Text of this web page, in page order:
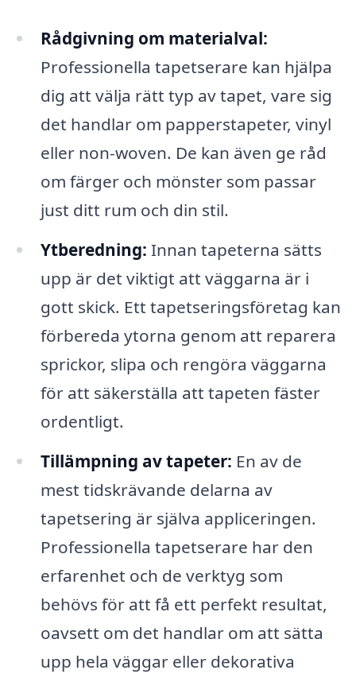
Rådgivning om materialval:
Professionella tapetserare kan hjälpa
dig att välja rätt typ av tapet, vare sig
det handlar om papperstapeter, vinyl
eller non-woven. De kan även ge råd
om färger och mönster som passar
just ditt rum och din stil.
Ytberedning: Innan tapeterna sätts
upp är det viktigt att väggarna är i
gott skick. Ett tapetseringsföretag kan
förbereda ytorna genom att reparera
sprickor, slipa och rengöra väggarna
för att säkerställa att tapeten fäster
ordentligt.
Tillämpning av tapeter: En av de
mest tidskrävande delarna av
tapetsering är själva appliceringen.
Professionella tapetserare har den
erfarenhet och de verktyg som
behövs för att få ett perfekt resultat,
oavsett om det handlar om att sätta
upp hela väggar eller dekorativa